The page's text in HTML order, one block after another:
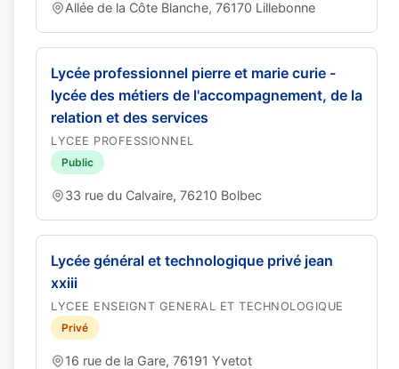
Allée de la Côte Blanche, 76170 Lillebonne
Lycée professionnel pierre et marie curie -
lycée des métiers de l'accompagnement, de la
relation et des services
LYCEE PROFESSIONNEL
Public
33 rue du Calvaire, 76210 Bolbec
Lycée général et technologique privé jean
xxiii
LYCEE ENSEIGNT GENERAL ET TECHNOLOGIQUE
Privé
16 rue de la Gare, 76191 Yvetot